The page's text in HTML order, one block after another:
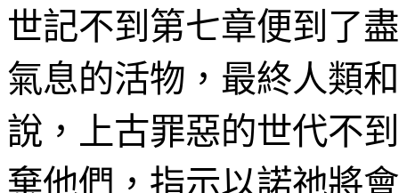
世記不到第七章便到了
氣息的活物，最終人類
說，上古罪惡的世代不
棄他們，指示以諾祂將